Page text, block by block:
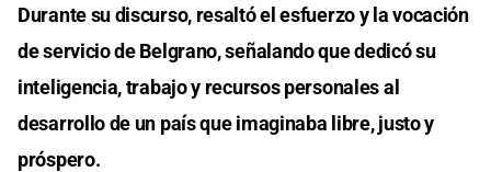
Durante su discurso, resaltó el esfuerzo y la vocación
de servicio de Belgrano, señalando que dedicó su
inteligencia, trabajo y recursos personales al
desarrollo de un país que imaginaba libre, justo y
próspero.